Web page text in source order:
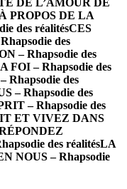
DE L’AMOUR DE
PROPOS DE LA
des réalitésCES
des
– Rhapsodie des
– Rhapsodie des
des
– Rhapsodie des
– Rhapsodie des
ET VIVEZ DANS
des réalitésLA
NOUS – Rhapsodie